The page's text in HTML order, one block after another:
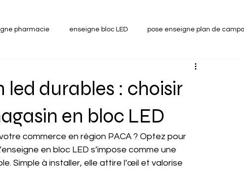
pharmacie enseigne bloc LED pose enseigne plan de
enseigne drapeau
led durables : choisir
en bloc LED
commerce en région PACA ? Optez pour
en bloc LED s’impose comme une
Simple à installer, elle attire l’œil et valorise